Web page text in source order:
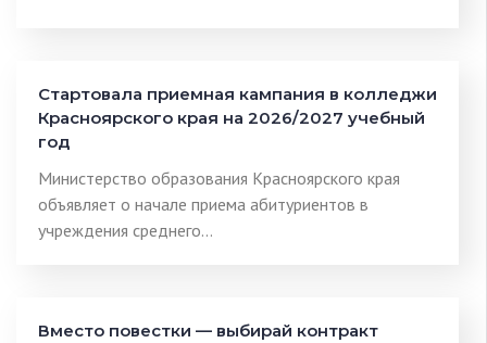
Стартовала приемная кампания в колледжи
Красноярского края на 2026/2027 учебный
год
Министерство образования Красноярского края
объявляет о начале приема абитуриентов в
учреждения среднего…
Вместо повестки — выбирай контракт